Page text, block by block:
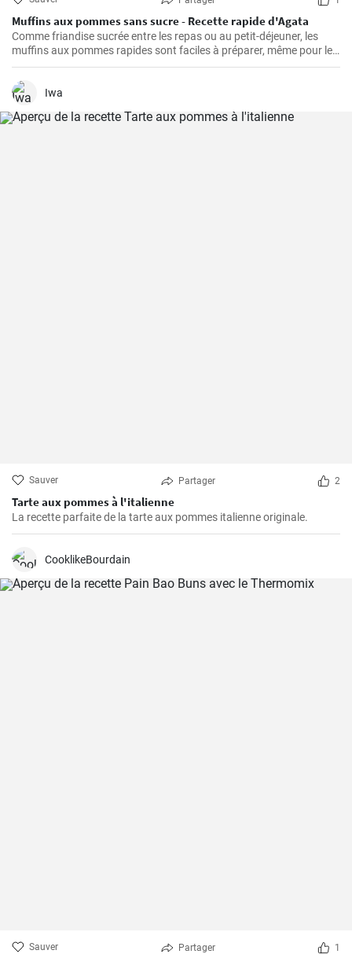
Muffins aux pommes sans sucre - Recette rapide d'Agata
Comme friandise sucrée entre les repas ou au petit-déjeuner, les
muffins aux pommes rapides sont faciles à préparer, même pour le
petit-déjeuner du week-end. Ils sont délicieux, faciles à préparer et
ne contiennent pas de sucre ajouté.
Iwa
Sauver Partager 2
Tarte aux pommes à l'italienne
La recette parfaite de la tarte aux pommes italienne originale.
CooklikeBourdain
Sauver Partager 1